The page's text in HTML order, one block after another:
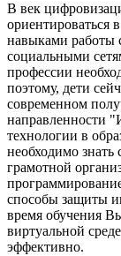
В век
ориентироваться
навыками работы
социальными
профессии
поэтому, дети
современном
направленности
технологии в
необходимо
грамотной
способы защиты
время обучения
виртуальной
эффективно.